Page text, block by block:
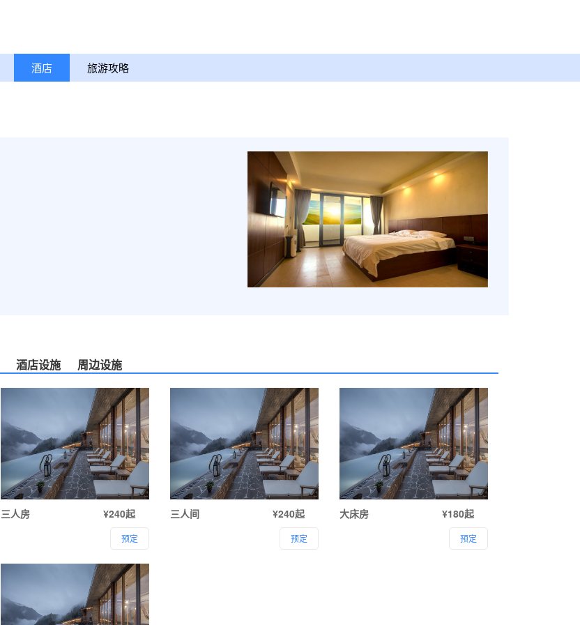
酒店 旅游攻略
酒店设施 周边设施
三人房 ¥240起
预定
三人间 ¥240起
预定
大床房 ¥180起
预定